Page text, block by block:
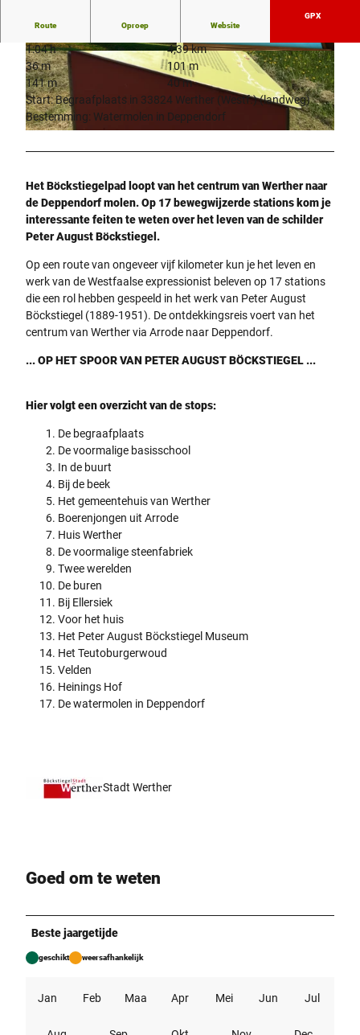
© Stadt Werther (Westf.) | CC-BY-SA © Stadt Werther (Westf.) |CC-BY-SA
Route Oproep Website
GPX
1:04 h
4,39 km
36 m
101 m
141 m
40 m
Start: Begraafplaats in 33824 Werther (Westf.) (landweg)
Bestemming: Watermolen in Deppendorf
Het Böckstiegelpad loopt van het centrum van Werther naar
de Deppendorf molen. Op 17 bewegwijzerde stations kom je
interessante feiten te weten over het leven van de schilder
Peter August Böckstiegel.
Op een route van ongeveer vijf kilometer kun je het leven en
werk van de Westfaalse expressionist beleven op 17 stations
die een rol hebben gespeeld in het werk van Peter August
Böckstiegel (1889-1951). De ontdekkingsreis voert van het
centrum van Werther via Arrode naar Deppendorf.
... OP HET SPOOR VAN PETER AUGUST BÖCKSTIEGEL ...
Hier volgt een overzicht van de stops:
De begraafplaats
De voormalige basisschool
In de buurt
Bij de beek
Het gemeentehuis van Werther
Boerenjongen uit Arrode
Huis Werther
De voormalige steenfabriek
Twee werelden
De buren
Bij Ellersiek
Voor het huis
Het Peter August Böckstiegel Museum
Het Teutoburgerwoud
Velden
Heinings Hof
De watermolen in Deppendorf
Stadt Werther
Goed om te weten
Beste jaargetijde
geschikt weersafhankelijk
Jan Feb Maa Apr Mei Jun Jul